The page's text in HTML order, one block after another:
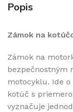
Popis
Zámok na
Zámok na
bezpečnostným
motocyklu. Ide
kotúč s
vyznačuje